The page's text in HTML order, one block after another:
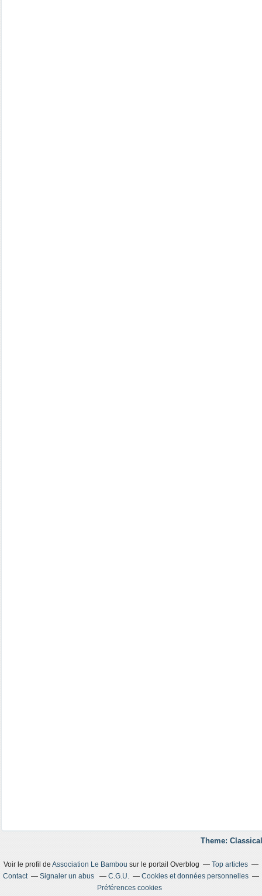
Theme:
Voir le profil de Association Le Bambou sur le portail Overblog
Top articles
Contact
Signaler un abus C.G.U.
Cookies et données personnelles
Préférences cookies